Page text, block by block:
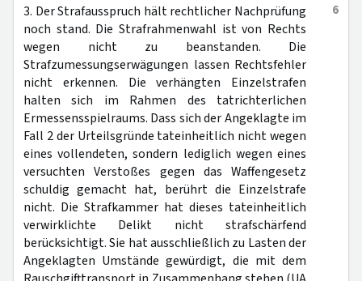
6
3. Der Strafausspruch hält rechtlicher Nachprüfung
noch stand. Die Strafrahmenwahl ist von Rechts
wegen nicht zu beanstanden. Die
Strafzumessungserwägungen lassen Rechtsfehler
nicht erkennen. Die verhängten Einzelstrafen
halten sich im Rahmen des tatrichterlichen
Ermessensspielraums. Dass sich der Angeklagte im
Fall 2 der Urteilsgründe tateinheitlich nicht wegen
eines vollendeten, sondern lediglich wegen eines
versuchten Verstoßes gegen das Waffengesetz
schuldig gemacht hat, berührt die Einzelstrafe
nicht. Die Strafkammer hat dieses tateinheitlich
verwirklichte Delikt nicht strafschärfend
berücksichtigt. Sie hat ausschließlich zu Lasten der
Angeklagten Umstände gewürdigt, die mit dem